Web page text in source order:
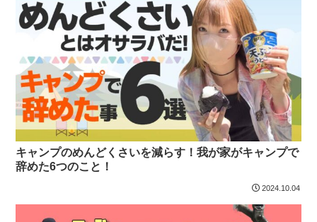
キャンプのめんどくさいを減らす！我が家がキャンプで
辞めた6つのこと！
2024.10.04